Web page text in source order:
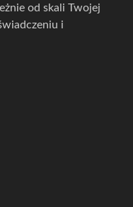
od skali Twojej
i